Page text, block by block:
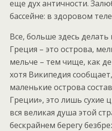
еще дух античности.
бассейне: в здоровом
Все, больше здесь делать
Греция – это острова,
мельче – тем чище, как
хотя Википедия
маленькие острова
Греции», это лишь сухие
вся великая душа этой
бескрайнем берегу